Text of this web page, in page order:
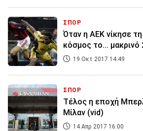
ΣΠΟΡ
Όταν η ΑΕΚ νίκησε
κόσμος το... μακρινό
19 Οκτ 2017 14:49
ΣΠΟΡ
Τέλος η εποχή
Μίλαν (vid)
14 Απρ 2017 16:00